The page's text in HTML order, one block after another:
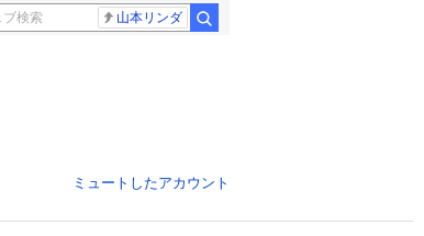
山本リンダ
ミュートしたアカウント